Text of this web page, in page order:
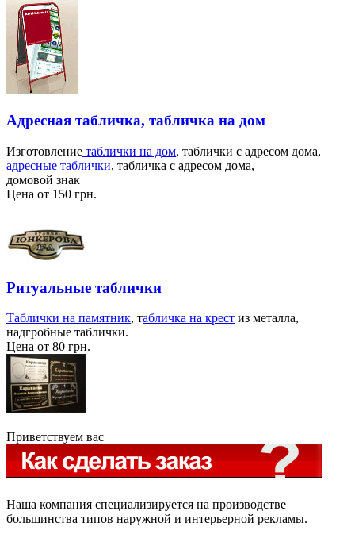
Адресная табличка, табличка на дом
Изготовление таблички на дом, таблички с адресом дома,
адресные таблички, табличка с адресом дома,
домовой знак
Цена от 150 грн.
Ритуальные таблички
Таблички на памятник, табличка на крест из металла,
надгробные таблички.
Цена от 80 грн.
Приветствуем вас
Наша компания специализируется на производстве
большинства типов наружной и интерьерной рекламы.